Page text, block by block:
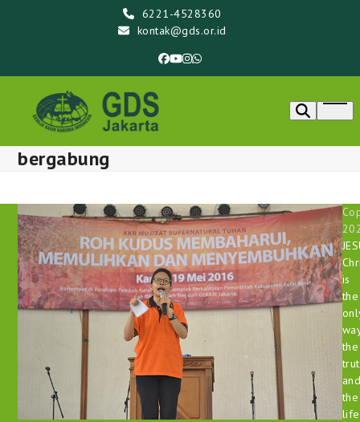
6221-4528360
kontak@gds.or.id
Facebook
YouTube
Instagram
Whatsapp
bergabung
is
the
the
the
life